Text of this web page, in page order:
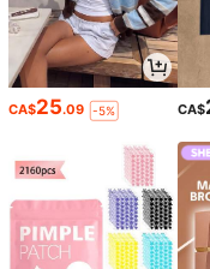
CA$25.09 -5% CA$